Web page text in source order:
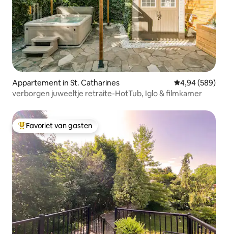
Appartement in St. Catharines Gemiddelde
4,94 (589)
verborgen juweeltje retraite-HotTub, Iglo & filmkamer
Topfavoriet van gasten
Favoriet van gasten